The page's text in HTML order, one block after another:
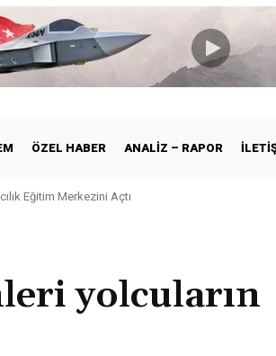
ÖZEL HABER ANALIZ – RAPOR
Eğitim Merkezini Açtı
Yeni Dönem
yolcuların